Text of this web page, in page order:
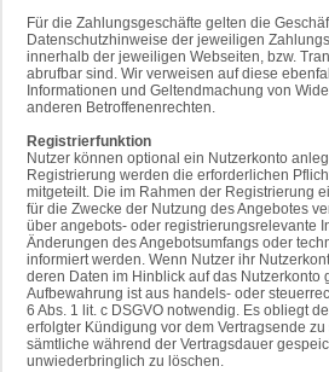
Für die Zahlungsgeschäfte gelten die
Datenschutzhinweise der jeweiligen
innerhalb der jeweiligen Webseiten, bzw.
abrufbar sind. Wir verweisen auf diese
Informationen und Geltendmachung von
anderen Betroffenenrechten.
Registrierfunktion
Nutzer können optional ein Nutzerkonto
Registrierung werden die erforderlichen
mitgeteilt. Die im Rahmen der Registrierung
für die Zwecke der Nutzung des Angebotes
über angebots- oder registrierungsrelevante
Änderungen des Angebotsumfangs oder
informiert werden. Wenn Nutzer ihr
deren Daten im Hinblick auf das Nutzerkonto
Aufbewahrung ist aus handels- oder
6 Abs. 1 lit. c DSGVO notwendig. Es obliegt
erfolgter Kündigung vor dem Vertragsende
sämtliche während der Vertragsdauer
unwiederbringlich zu löschen.